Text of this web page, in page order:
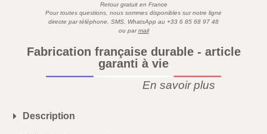
Retour gratuit en France
Pour toutes questions, nous sommes disponibles surnotre ligne
directe par téléphone, SMS, WhatsApp au +33 6 85 68 97 48
ou parmail
Fabrication française durable - article
garanti à vie
En savoir plus
Description